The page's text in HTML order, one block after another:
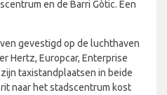
en de Barri Gòtic. Een
gevestigd op de luchthaven
Hertz, Europcar, Enterprise
taxistandplaatsen in beide
naar het stadscentrum kost